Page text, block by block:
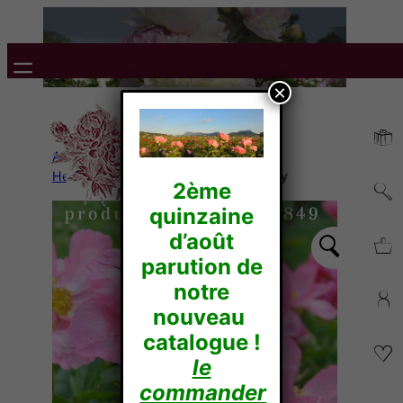
Accueil/Pivoines
Herbacées/ / Constance spry
2ème
quinzaine
d’août
parution de
notre
nouveau
catalogue !
le
commander
×